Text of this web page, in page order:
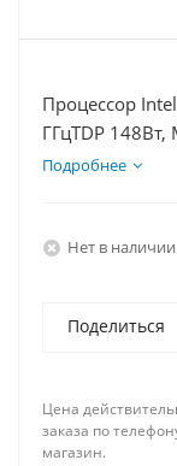
Процессор
ГГцTDP
BOMBER WIFI
Подробнее
Нет в наличии
Поделиться
Цена
заказа по
магазин.